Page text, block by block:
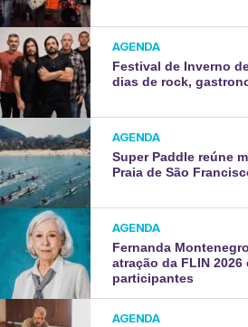
AGENDA
Festival de Inverno
dias de rock,
AGENDA
Super Paddle reúne
Praia de São
AGENDA
Fernanda
atração da FLIN
participantes
AGENDA